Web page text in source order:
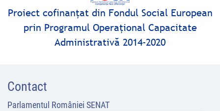
Proiect cofinanţat din Fondul Social European
prin Programul Operaţional Capacitate
Administrativă 2014-2020
Contact
Parlamentul României SENAT